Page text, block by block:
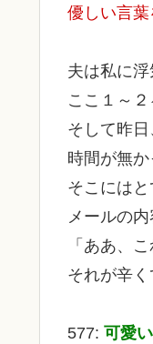
優しい言葉
夫は私に浮
ここ１～
そして昨日
時間が無
そこには
メールの
「ああ、
それが辛
577: 可愛